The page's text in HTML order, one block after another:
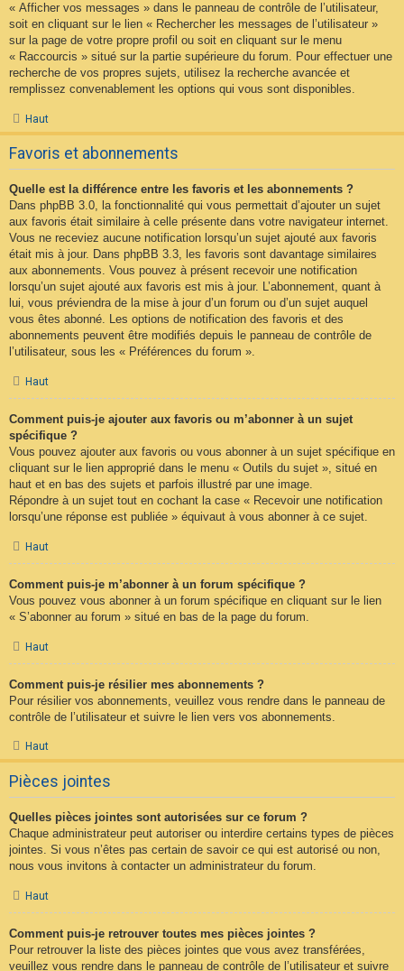
« Afficher vos messages » dans le panneau de contrôle de l’utilisateur,
soit en cliquant sur le lien « Rechercher les messages de l’utilisateur »
sur la page de votre propre profil ou soit en cliquant sur le menu
« Raccourcis » situé sur la partie supérieure du forum. Pour effectuer une
recherche de vos propres sujets, utilisez la recherche avancée et
remplissez convenablement les options qui vous sont disponibles.
Haut
Favoris et abonnements
Quelle est la différence entre les favoris et les abonnements ?
Dans phpBB 3.0, la fonctionnalité qui vous permettait d’ajouter un sujet
aux favoris était similaire à celle présente dans votre navigateur internet.
Vous ne receviez aucune notification lorsqu’un sujet ajouté aux favoris
était mis à jour. Dans phpBB 3.3, les favoris sont davantage similaires
aux abonnements. Vous pouvez à présent recevoir une notification
lorsqu’un sujet ajouté aux favoris est mis à jour. L’abonnement, quant à
lui, vous préviendra de la mise à jour d’un forum ou d’un sujet auquel
vous êtes abonné. Les options de notification des favoris et des
abonnements peuvent être modifiés depuis le panneau de contrôle de
l’utilisateur, sous les « Préférences du forum ».
Haut
Comment puis-je ajouter aux favoris ou m’abonner à un sujet
spécifique ?
Vous pouvez ajouter aux favoris ou vous abonner à un sujet spécifique en
cliquant sur le lien approprié dans le menu « Outils du sujet », situé en
haut et en bas des sujets et parfois illustré par une image.
Répondre à un sujet tout en cochant la case « Recevoir une notification
lorsqu’une réponse est publiée » équivaut à vous abonner à ce sujet.
Haut
Comment puis-je m’abonner à un forum spécifique ?
Vous pouvez vous abonner à un forum spécifique en cliquant sur le lien
« S’abonner au forum » situé en bas de la page du forum.
Haut
Comment puis-je résilier mes abonnements ?
Pour résilier vos abonnements, veuillez vous rendre dans le panneau de
contrôle de l’utilisateur et suivre le lien vers vos abonnements.
Haut
Pièces jointes
Quelles pièces jointes sont autorisées sur ce forum ?
Chaque administrateur peut autoriser ou interdire certains types de pièces
jointes. Si vous n’êtes pas certain de savoir ce qui est autorisé ou non,
nous vous invitons à contacter un administrateur du forum.
Haut
Comment puis-je retrouver toutes mes pièces jointes ?
Pour retrouver la liste des pièces jointes que vous avez transférées,
veuillez vous rendre dans le panneau de contrôle de l’utilisateur et suivre